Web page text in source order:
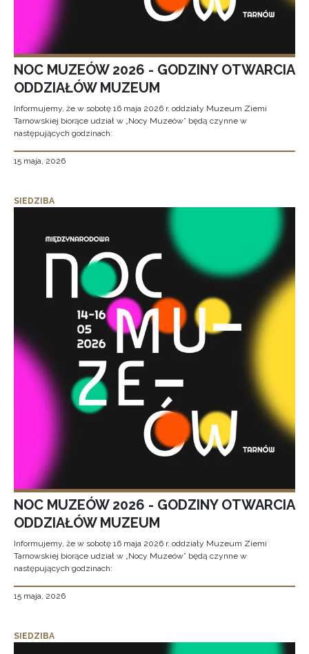
NOC MUZEÓW 2026 - GODZINY OTWARCIA
ODDZIAŁÓW MUZEUM
Informujemy, że w sobotę 16 maja 2026 r. oddziały Muzeum Ziemi
Tarnowskiej biorące udział w „Nocy Muzeów” będą czynne w
następujących godzinach:
15 maja, 2026
SIEDZIBA
NOC MUZEÓW 2026 - GODZINY OTWARCIA
ODDZIAŁÓW MUZEUM
Informujemy, że w sobotę 16 maja 2026 r. oddziały Muzeum Ziemi
Tarnowskiej biorące udział w „Nocy Muzeów” będą czynne w
następujących godzinach:
15 maja, 2026
SIEDZIBA